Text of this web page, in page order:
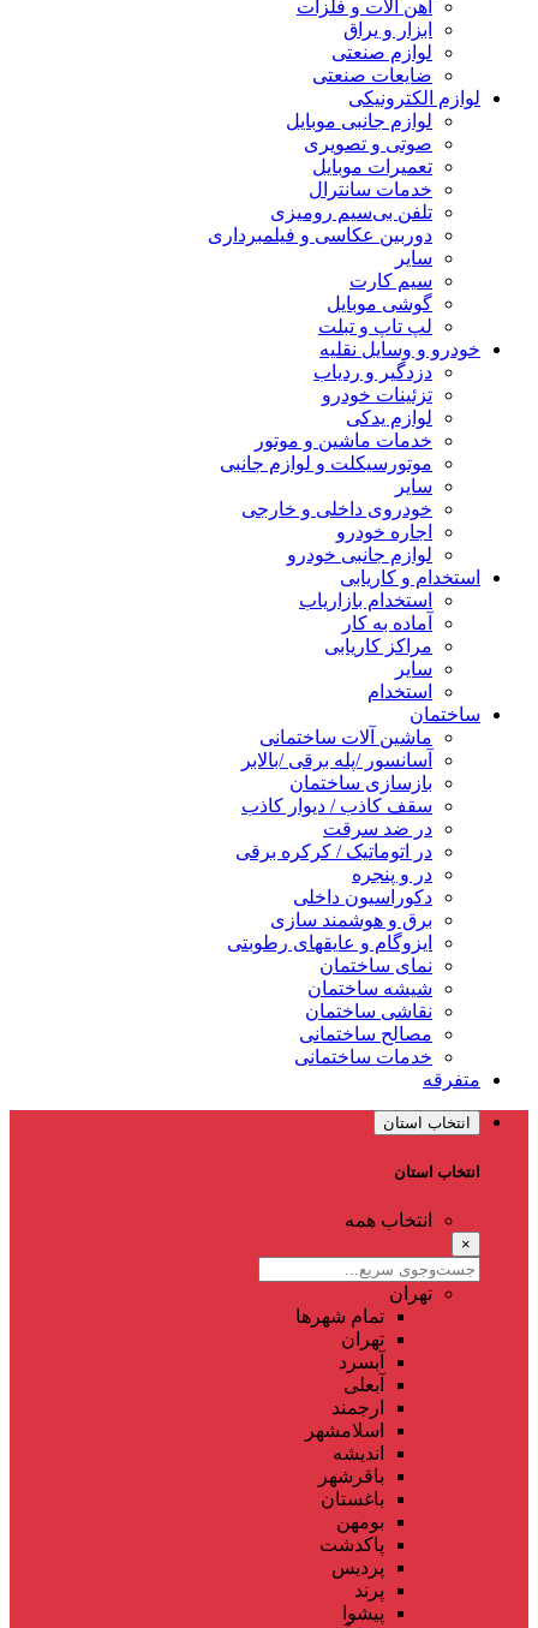
آهن آلات و فلزات
ابزار و یراق
لوازم صنعتی
ضایعات صنعتی
لوازم الکترونیکی
لوازم جانبی موبایل
صوتی و تصویری
تعمیرات موبایل
خدمات سانترال
تلفن بی‌سیم رومیزی
دوربین عکاسی و فیلمبرداری
سایر
سیم کارت
گوشی موبایل
لپ تاپ و تبلت
خودرو و وسایل نقلیه
دزدگیر و ردیاب
تزئینات خودرو
لوازم یدکی
خدمات ماشین و موتور
موتورسیکلت و لوازم جانبی
سایر
خودروی داخلی و خارجی
اجاره خودرو
لوازم جانبی خودرو
استخدام و کاریابی
استخدام بازاریاب
آماده به کار
مراکز کاریابی
سایر
استخدام
ساختمان
ماشین آلات ساختمانی
آسانسور /پله برقی /بالابر
بازسازی ساختمان
سقف کاذب / دیوار کاذب
در ضد سرقت
در اتوماتیک / کرکره برقی
در و پنجره
دکوراسیون داخلی
برق و هوشمند سازی
ایزوگام و عایقهای رطوبتی
نمای ساختمان
شیشه ساختمان
نقاشی ساختمان
مصالح ساختمانی
خدمات ساختمانی
متفرقه
انتخاب استان
انتخاب استان
انتخاب همه
×
تهران
تمام شهر‌ها
تهران
آبسرد
آبعلی
ارجمند
اسلامشهر
اندیشه
باقرشهر
باغستان
بومهن
پاکدشت
پردیس
پرند
پیشوا